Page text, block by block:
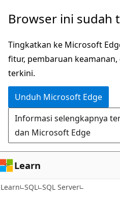
Lompati
konten
utama
Browser ini sudah
Tingkatkan ke Microsoft
fitur, pembaruan
terkini.
Unduh Microsoft Edge
Informasi selengkapnya
dan Microsoft Edge
Learn
Learn SQL SQL Server